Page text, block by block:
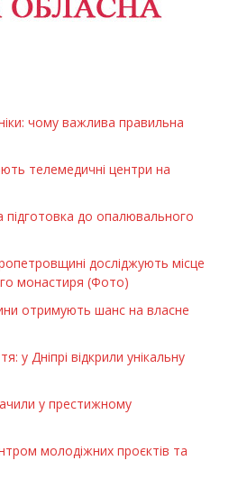
чому важлива правильна
телемедичні центри на
підготовка до опалювального
досліджують місце
монастиря (Фото)
отримують шанс на власне
у Дніпрі відкрили унікальну
у престижному
молодіжних проєктів та